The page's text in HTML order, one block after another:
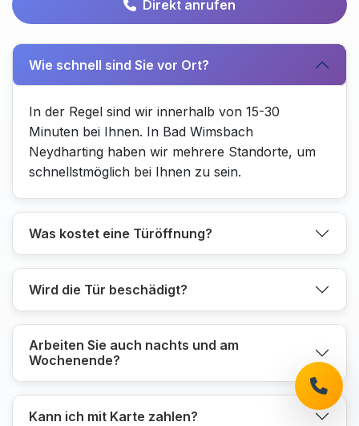
Direkt anrufen
Wie schnell sind Sie vor Ort?
In der Regel sind wir innerhalb von 15-30
Minuten bei Ihnen. In Bad Wimsbach
Neydharting haben wir mehrere Standorte, um
schnellstmöglich bei Ihnen zu sein.
Was kostet eine Türöffnung?
Wird die Tür beschädigt?
Arbeiten Sie auch nachts und am
Wochenende?
Kann ich mit Karte zahlen?